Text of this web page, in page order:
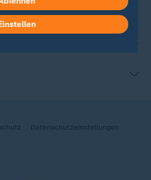
Datenschutzeinstellungen